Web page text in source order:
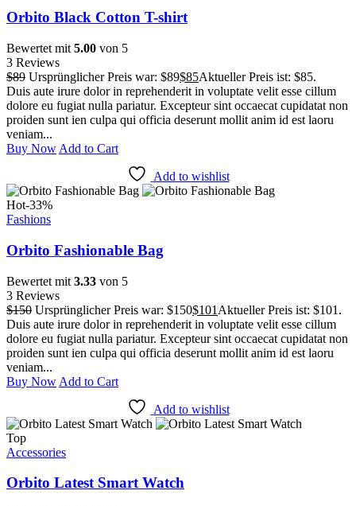
Orbito Black Cotton T-shirt
Bewertet mit 5.00 von 5
3 Reviews
$89 Ursprünglicher Preis war: $89$85Aktueller Preis ist: $85.
Duis aute irure dolor in reprehenderit in voluptate velit esse cillum
dolore eu fugiat nulla pariatur. Excepteur sint occaecat cupidatat non
proiden sunt ien culpa qui officia deserunt mollit anim id est laoru
veniam...
Buy Now Add to Cart
Add to wishlist
Hot-33%
Fashions
Orbito Fashionable Bag
Bewertet mit 3.33 von 5
3 Reviews
$150 Ursprünglicher Preis war: $150$101 Aktueller Preis ist: $101.
Duis aute irure dolor in reprehenderit in voluptate velit esse cillum
dolore eu fugiat nulla pariatur. Excepteur sint occaecat cupidatat non
proiden sunt ien culpa qui officia deserunt mollit anim id est laoru
veniam...
Buy Now Add to Cart
Add to wishlist
Top
Accessories
Orbito Latest Smart Watch